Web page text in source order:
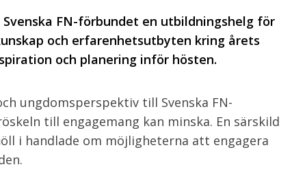
FN-förbundet en utbildningshelg för
och erfarenhetsutbyten kring årets
och planering inför hösten.
ungdomsperspektiv till Svenska FN-
till engagemang kan minska. En särskild
i handlade om möjligheterna att engagera